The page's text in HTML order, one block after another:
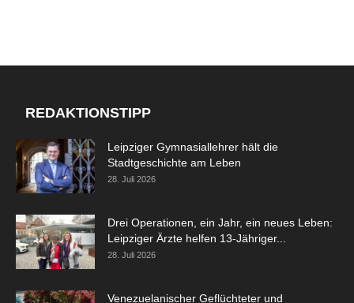
REDAKTIONSTIPP
Leipziger Gymnasiallehrer hält die
Stadtgeschichte am Leben
28. Juli 2026
Drei Operationen, ein Jahr, ein neues Leben:
Leipziger Ärzte helfen 13-Jähriger...
28. Juli 2026
Venezuelanischer Geflüchteter und